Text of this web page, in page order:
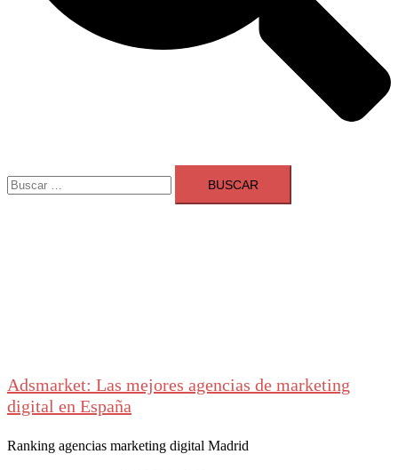
Buscar:
Adsmarket: Las mejores agencias de marketing
digital en España
Ranking agencias marketing digital Madrid